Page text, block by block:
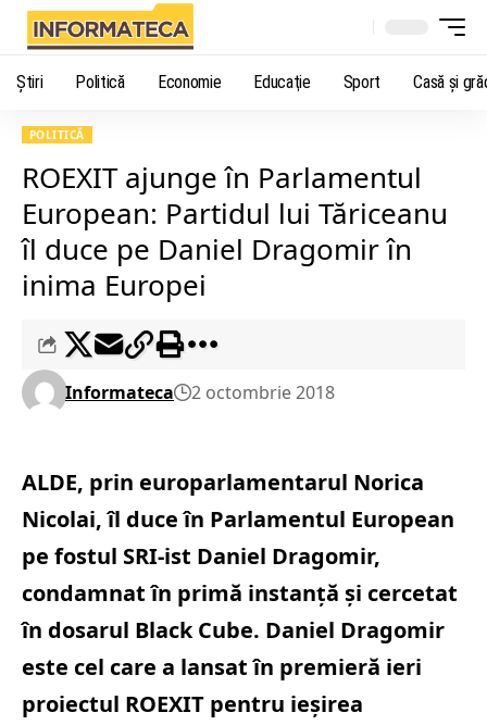
Știri Politică Economie Educaţie Sport Casă şi
POLITICĂ
ROEXIT ajunge în Parlamentul
European: Partidul lui Tăriceanu
îl duce pe Daniel Dragomir în
inima Europei
Informateca 2 octombrie 2018
ALDE, prin europarlamentarul Norica
Nicolai, îl duce în Parlamentul European
pe fostul SRI-ist Daniel Dragomir,
condamnat în primă instanță și cercetat
în dosarul Black Cube. Daniel Dragomir
este cel care a lansat în premieră ieri
proiectul ROEXIT pentru ieșirea